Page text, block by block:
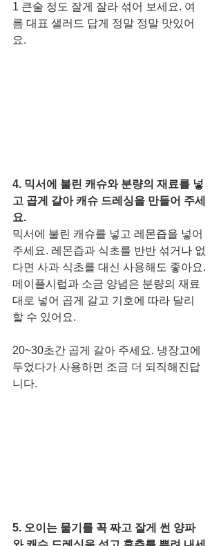
1 큰술 정도 잘게 잘라 섞어 보세요. 여
름 대표 샐러드 답게 정말 정말 맛있어
요.
4. 믹서에 불린 캐슈와 분량의 재료를 넣
고 곱게 갈아 캐슈 드레싱을 만들어 주세
요.
믹서에 불린 캐슈를 넣고 레몬즙을 넣어
주세요. 레몬즙과 식초를 반반 섞거나 없
다면 사과 식초를 대신 사용해도 좋아요.
메이플시럽과 소금 양념은 분량의 재료
대로 넣어 곱게 갈고 기호에 따라 달리
할 수 있어요.
20~30초간 곱게 갈아 주세요. 냉장고에
두었다가 사용하면 조금 더 되직해진답
니다.
5. 오이는 물기를 꼭 짜고 잘게 썬 양파